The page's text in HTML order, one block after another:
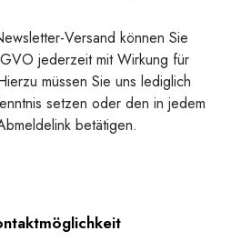
Versand können Sie
jederzeit mit Wirkung für
müssen Sie uns lediglich
setzen oder den in jedem
betätigen.